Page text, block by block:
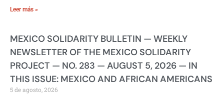
Leer más »
MEXICO SOLIDARITY BULLETIN — WEEKLY
NEWSLETTER OF THE MEXICO SOLIDARITY
PROJECT — NO. 283 — AUGUST 5, 2026 — IN
THIS ISSUE: MEXICO AND AFRICAN AMERICANS
5 de agosto, 2026